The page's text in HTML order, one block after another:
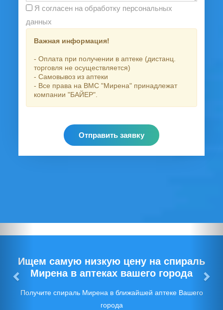
данных
Важная информация!
- Оплата при получении в аптеке (дистанц.
торговля не осуществляется)
- Самовывоз из аптеки
- Все права на ВМС "Мирена" принадлежат
компании "БАЙЕР".
Отправить заявку
Ищем самую низкую цену на спираль
Мирена в аптеках вашего города
Получите спираль Мирена в ближайшей аптеке Вашего
города